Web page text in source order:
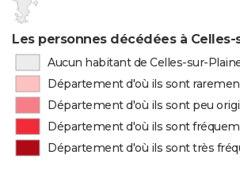
Les personnes décédées à
Aucun habitant de Celles-sur-
Département d'où ils sont
Département d'où ils sont peu
Département d'où ils sont
Département d'où ils sont très